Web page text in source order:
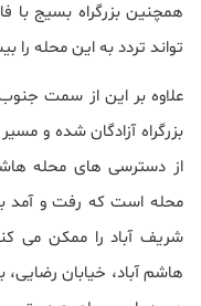
همچنین بزرگراه بسیج با
تواند تردد به این محله را
علاوه بر این از سمت جنوب
بزرگراه آزادگان شده و
از دسترسی های محله
محله است که رفت و آمد
شریف آباد را ممکن می
هاشم آباد، خیابان